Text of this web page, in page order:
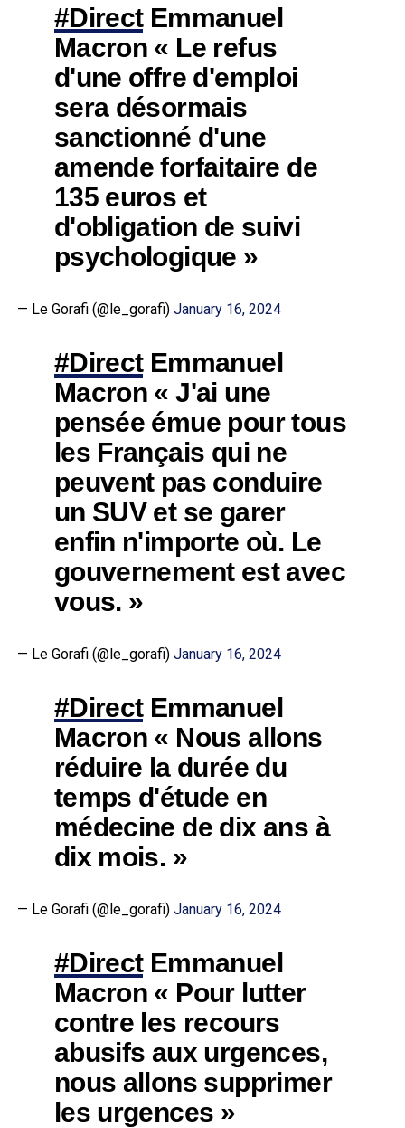
#DirectEmmanuel
Macron « Le refus
d'une offre d'emploi
sera désormais
sanctionné d'une
amende forfaitaire de
135 euros et
d'obligation de suivi
psychologique »
— Le Gorafi (@le_gorafi) January 16, 2024
#DirectEmmanuel
Macron « J'ai une
pensée émue pour tous
les Français qui ne
peuvent pas conduire
un SUV et se garer
enfin n'importe où. Le
gouvernement est avec
vous. »
— Le Gorafi (@le_gorafi) January 16, 2024
#DirectEmmanuel
Macron « Nous allons
réduire la durée du
temps d'étude en
médecine de dix ans à
dix mois. »
— Le Gorafi (@le_gorafi) January 16, 2024
#DirectEmmanuel
Macron « Pour lutter
contre les recours
abusifs aux urgences,
nous allons supprimer
les urgences »